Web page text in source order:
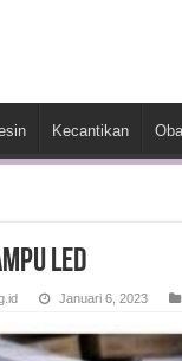
Kecantikan
LED
Januari 6, 2023